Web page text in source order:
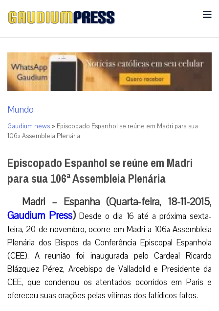
Mundo
Gaudium news > Episcopado Espanhol se reúne em Madri para sua
106ª Assembleia Plenária
Episcopado Espanhol se reúne em Madri
para sua 106ª Assembleia Plenária
Madri – Espanha (Quarta-feira, 18-11-2015,
Gaudium Press) Desde o dia 16 até a próxima sexta-
feira, 20 de novembro, ocorre em Madri a 106ª Assembleia
Plenária dos Bispos da Conferência Episcopal Espanhola
(CEE). A reunião foi inaugurada pelo Cardeal Ricardo
Blázquez Pérez, Arcebispo de Valladolid e Presidente da
CEE, que condenou os atentados ocorridos em Paris e
ofereceu suas orações pelas vítimas dos fatídicos fatos.